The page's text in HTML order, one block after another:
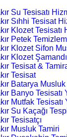
Su Tesisatı
Sıhhi Tesisat
Klozet Tesisatı
Petek
Klozet Sifon
Klozet
Tesisat &
Tesisat
Batarya
Banyo Tesisatı
Mutfak Tesisatı
Su Kaçağı
Tesisatçı
Musluk Tamiri